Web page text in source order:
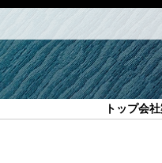
トップ会